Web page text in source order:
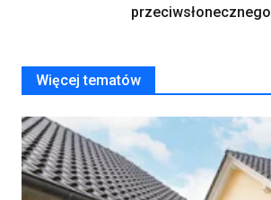
przeciwsłonecznego
Więcej tematów